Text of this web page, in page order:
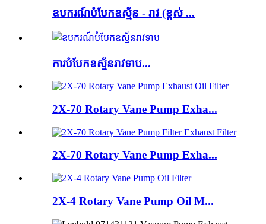
ឧបករណ៍បំបែកឧស្ម័ន - រាវ (ខ្ពស់ ...
ការបំបែកឧស្ម័នរាវទាប...
2X-70 Rotary Vane Pump Exha...
2X-70 Rotary Vane Pump Exha...
2X-4 Rotary Vane Pump Oil M...